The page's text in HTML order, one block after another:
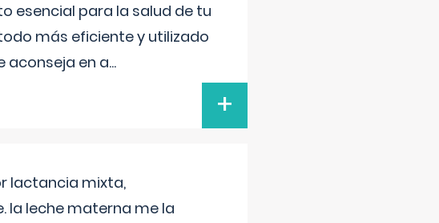
esencial para la salud de tu
más eficiente y utilizado
aconseja en a...
+
lactancia mixta,
la leche materna me la